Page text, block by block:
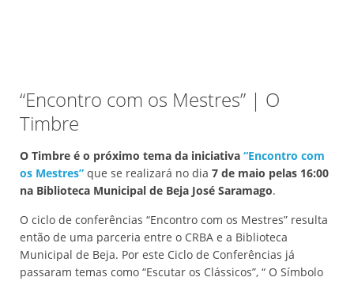
“Encontro com os Mestres” | O
Timbre
O Timbre é o próximo tema da iniciativa “Encontro com
os Mestres” que se realizará no dia 7 de maio pelas 16:00
na Biblioteca Municipal de Beja José Saramago.
O ciclo de conferências “Encontro com os Mestres” resulta
então de uma parceria entre o CRBA e a Biblioteca
Municipal de Beja. Por este Ciclo de Conferências já
passaram temas como “Escutar os Clássicos”, “ O Símbolo